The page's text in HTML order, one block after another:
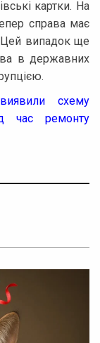
картки. На
справа має
Цей випадок ще
в державних
схему
час ремонту